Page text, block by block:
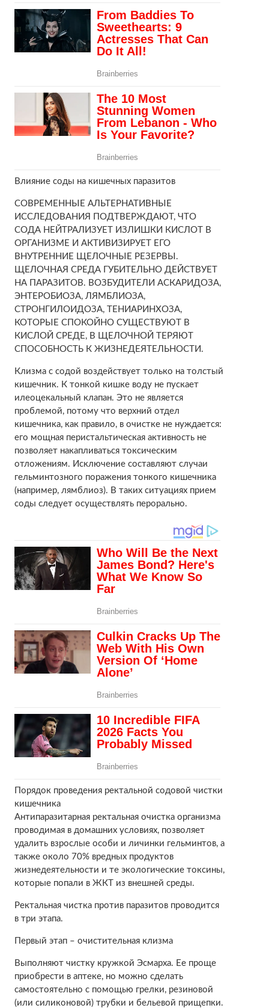
Влияние соды на кишечных паразитов
СОВРЕМЕННЫЕ АЛЬТЕРНАТИВНЫЕ
ИССЛЕДОВАНИЯ ПОДТВЕРЖДАЮТ, ЧТО
СОДА НЕЙТРАЛИЗУЕТ ИЗЛИШКИ КИСЛОТ В
ОРГАНИЗМЕ И АКТИВИЗИРУЕТ ЕГО
ВНУТРЕННИЕ ЩЕЛОЧНЫЕ РЕЗЕРВЫ.
ЩЕЛОЧНАЯ СРЕДА ГУБИТЕЛЬНО ДЕЙСТВУЕТ
НА ПАРАЗИТОВ. ВОЗБУДИТЕЛИ АСКАРИДОЗА,
ЭНТЕРОБИОЗА, ЛЯМБЛИОЗА,
СТРОНГИЛОИДОЗА, ТЕНИАРИНХОЗА,
КОТОРЫЕ СПОКОЙНО СУЩЕСТВУЮТ В
КИСЛОЙ СРЕДЕ, В ЩЕЛОЧНОЙ ТЕРЯЮТ
СПОСОБНОСТЬ К ЖИЗНЕДЕЯТЕЛЬНОСТИ.
Клизма с содой воздействует только на толстый
кишечник. К тонкой кишке воду не пускает
илеоцекальный клапан. Это не является
проблемой, потому что верхний отдел
кишечника, как правило, в очистке не нуждается:
его мощная перистальтическая активность не
позволяет накапливаться токсическим
отложениям. Исключение составляют случаи
гельминтозного поражения тонкого кишечника
(например, лямблиоз). В таких ситуациях прием
соды следует осуществлять перорально.
Порядок проведения ректальной содовой чистки
кишечника
Антипаразитарная ректальная очистка организма
проводимая в домашних условиях, позволяет
удалить взрослые особи и личинки гельминтов, а
также около 70% вредных продуктов
жизнедеятельности и те экологические токсины,
которые попали в ЖКТ из внешней среды.
Ректальная чистка против паразитов проводится
в три этапа.
Первый этап – очистительная клизма
Выполняют чистку кружкой Эсмарха. Ее проще
приобрести в аптеке, но можно сделать
самостоятельно с помощью грелки, резиновой
(или силиконовой) трубки и бельевой прищепки.